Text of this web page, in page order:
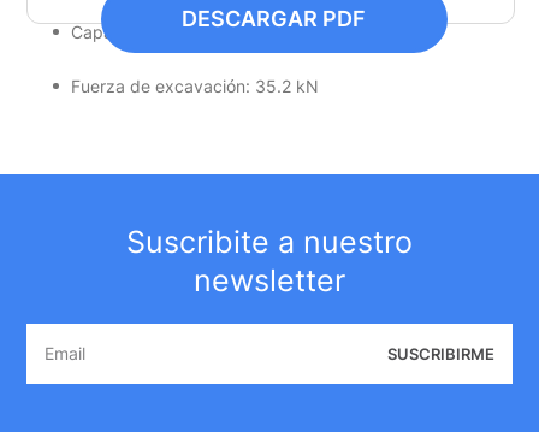
Capacidad de cucharón: 0.16 m³
Fuerza de excavación: 35.2 kN
DESCARGAR PDF
Suscribite a nuestro
newsletter
SUSCRIBIRME